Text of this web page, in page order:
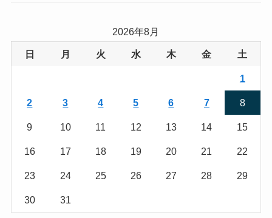
2026年8月
日 月 火 水 木 金 土
1
2 3 4 5 6 7 8
9 10 11 12 13 14 15
16 17 18 19 20 21 22
23 24 25 26 27 28 29
30 31